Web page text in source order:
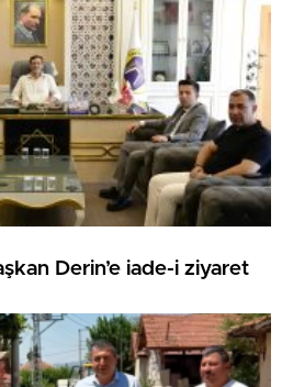
Derin’e iade-i ziyaret